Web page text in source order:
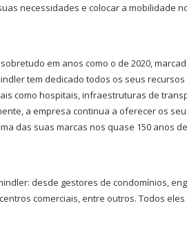
necessidades e colocar a mobilidade
em anos como o de 2020,
tem dedicado todos os seus
como hospitais, infraestruturas de
a empresa continua a oferecer os
das suas marcas nos quase 150 anos
desde gestores de condomínios,
comerciais, entre outros. Todos